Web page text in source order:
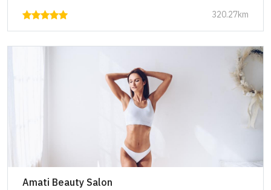
320.27km
Amati Beauty Salon